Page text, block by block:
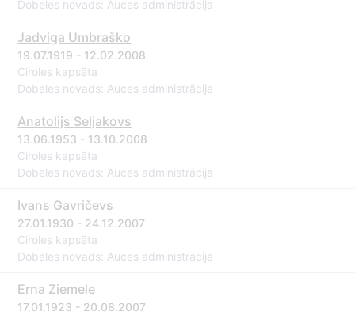
Dobeles novads: Auces administrācija
Jadviga Umbraško
19.07.1919 - 12.02.2008
Ciroles kapsēta
Dobeles novads: Auces administrācija
Anatolijs Seljakovs
13.06.1953 - 13.10.2008
Ciroles kapsēta
Dobeles novads: Auces administrācija
Ivans Gavričevs
27.01.1930 - 24.12.2007
Ciroles kapsēta
Dobeles novads: Auces administrācija
Erna Ziemele
17.01.1923 - 20.08.2007